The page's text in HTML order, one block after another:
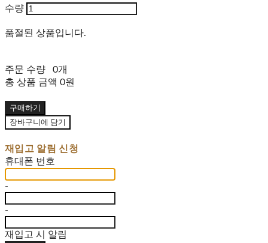
수량
품절된 상품입니다.
주문 수량
0개
총 상품 금액 0원
구매하기
장바구니에 담기
재입고 알림 신청
휴대폰 번호
-
-
재입고 시 알림